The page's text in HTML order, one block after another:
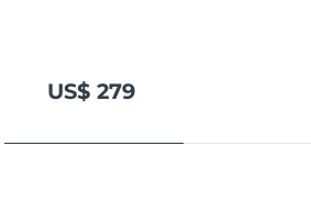
US$ 279